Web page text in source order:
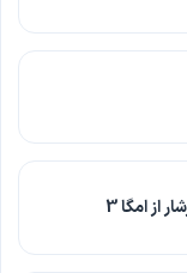
از امگا 3